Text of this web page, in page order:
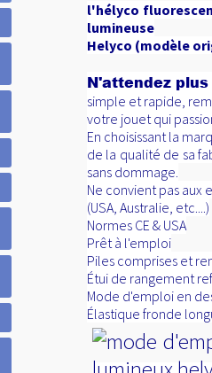
l'hélyco
lumineuse
Helyco (modèle
N'attendez
simple et rapide,
votre jouet qui
En choisissant la
de la qualité de sa
sans dommage.
Ne convient pas aux
(USA, Australie, etc....)
Normes CE & USA
Prêt à l'emploi
Piles comprises et
Étui de rangement
Mode d'emploi en
Élastique fronde